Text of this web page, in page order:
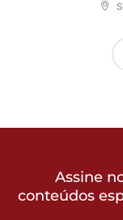
Assine
conteúdos